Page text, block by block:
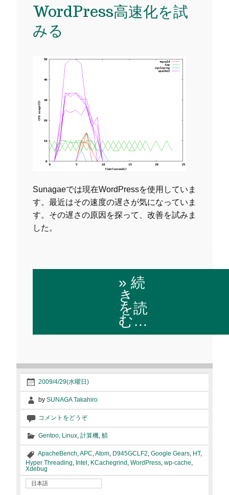
WordPress高速化を試
みる
Sunagaeでは現在WordPressを使用していま
す。最近はその速度の遅さが気になっていま
す。その遅さの原因を探って、改善を試みま
した。
» 続
き
を読
む…
2009/4/29(水曜日)
by SUNAGA Takahiro
コメントをどうぞ
Gentoo, Linux, 計算機, 鯖
ApacheBench APC Atom, D945GCLF2 Google Gears, HT,
Hyper Threading Intel KCachegrind WordPress, wp-cache
Xdebug
日本語